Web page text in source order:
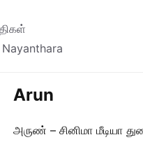
Nayanthara
Arun
அருண் – சினிமா மீடியா